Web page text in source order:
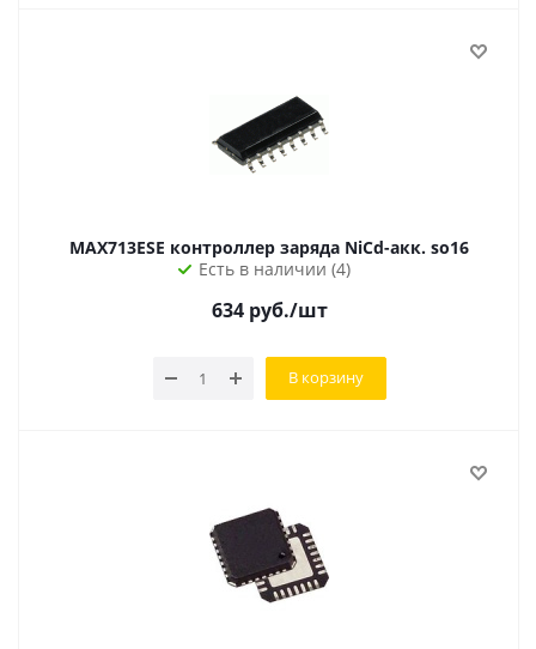
MAX713ESE контроллер заряда NiCd-акк. so16
Есть в наличии (4)
634руб./шт
В корзину